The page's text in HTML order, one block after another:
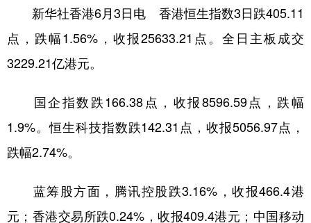
台湾 思客智库 全球连线 教育
科技 科创 量子 体育
文化
访谈 视频 图片 政务
法律 中央文件 金融 汽车
食品
学术中国 乡村振兴 银龄 溯源中国
城市 旅游 能源 会展
新华社香港6月3日电 香港恒生指数3日跌405.11
点，跌幅1.56%，收报25633.21点。全日主板成交
3229.21亿港元。
国企指数跌166.38点，收报8596.59点，跌幅
1.9%。恒生科技指数跌142.31点，收报5056.97点，
跌幅2.74%。
蓝筹股方面，腾讯控股跌3.16%，收报466.4港
元；香港交易所跌0.24%，收报409.4港元；中国移动